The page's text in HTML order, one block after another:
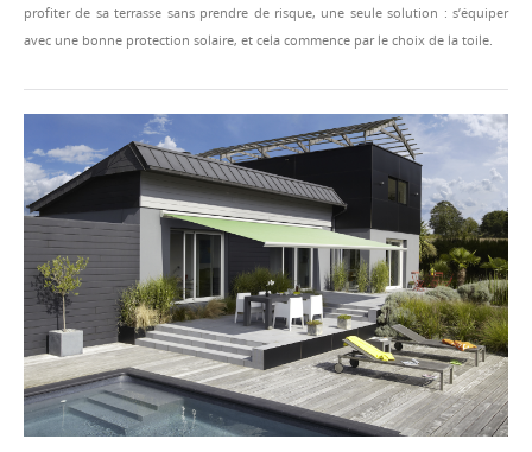
profiter de sa terrasse sans prendre de risque, une seule solution : s’équiper
avec une bonne protection solaire, et cela commence par le choix de la toile.